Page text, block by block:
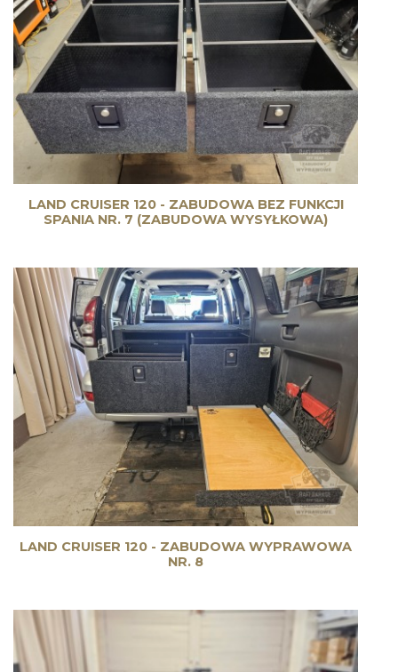
LAND CRUISER 120 - ZABUDOWA BEZ FUNKCJI
SPANIA NR. 7 (ZABUDOWA WYSYŁKOWA)
LAND CRUISER 120 - ZABUDOWA WYPRAWOWA
NR. 8